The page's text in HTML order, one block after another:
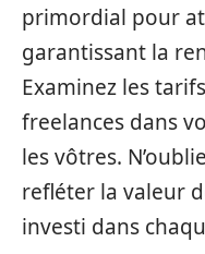
primordial pour
garantissant la
Examinez les
freelances dans
les vôtres.
refléter la valeur
investi dans